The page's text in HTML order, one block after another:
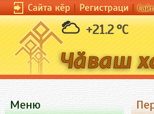
Сайта кӗр|Регистраци|
+21.2 °C
Меню